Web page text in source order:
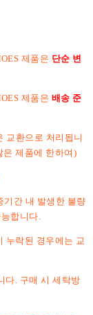
제품은 단순 변
제품은 배송 준
교환으로 처리됩니
은 제품에 한하여)
기간 내 발생한 불량
합니다.
누락된 경우에는 교
다. 구매 시 세탁방